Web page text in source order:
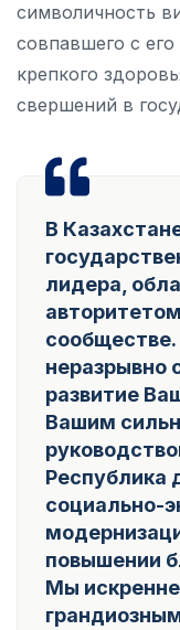
символичность
совпавшего с
крепкого
свершений в
В
лидера,
неразрывно
развитие
Вашим
Республика
социально-
повышении
Мы